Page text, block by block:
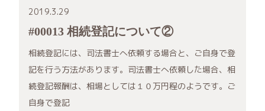
2019.3.29
#00013 相続登記について②
相続登記には、司法書士へ依頼する場合と、ご自身で登
記を行う方法があります。司法書士へ依頼した場合、相
続登記報酬は、相場としては１０万円程のようです。ご
自身で登記